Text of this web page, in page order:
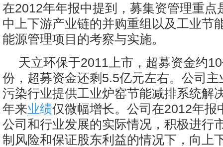
在2012年年报中提到，募集资管理重点
中上下游产业链的并购重组以及工业节
能源管理项目的考察与实施。
天立环保于2011上市，超募资金约
份，超募资金还剩5.5亿元左右。公司
污染行业提供工业炉窑节能减排系统解
年来业绩仅微幅增长。公司在2012年报
公司和行业发展的实际情况，积极进行
制风险和保证股东利益的情况下，向上